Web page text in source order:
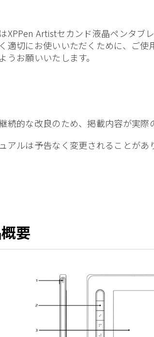
XPPen Artistセカンド液晶ペンタブ
適切にお使いいただくために、ご
うお願いいたします。
続的な改良のため、掲載内容が実際
アルは予告なく変更されることがあ
要